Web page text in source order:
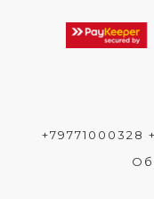
+79771000328